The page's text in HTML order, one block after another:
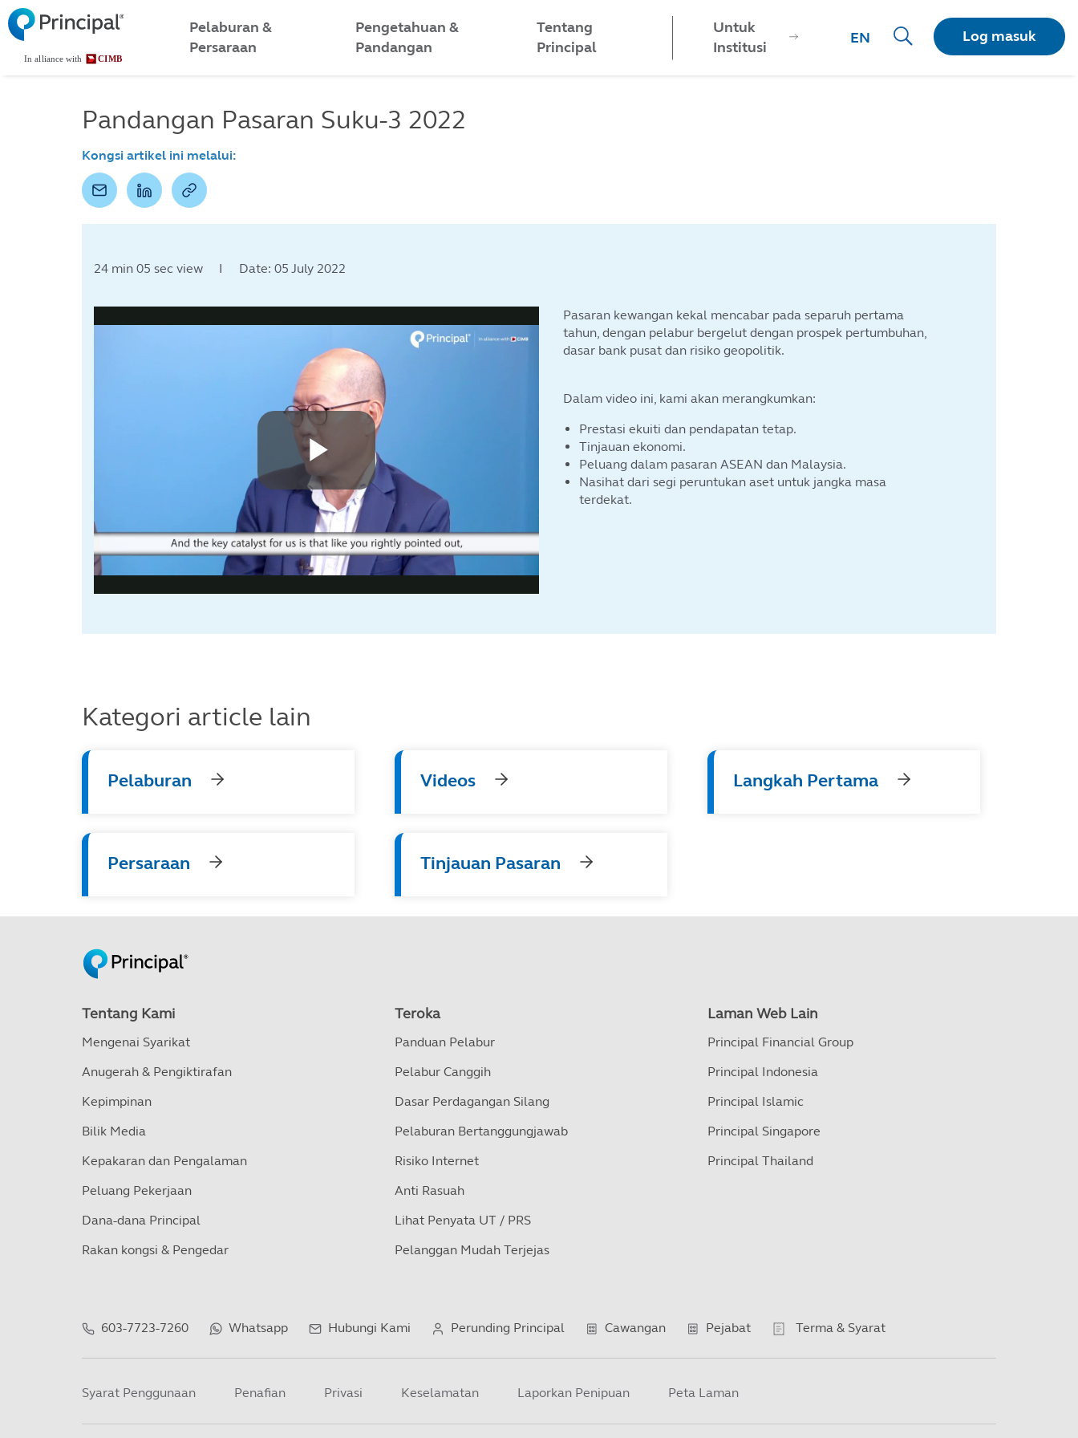
Skip
to
main
content
Log masuk
Malaysia
MenuPelaburan &
Persaraan
Pengetahuan &
Pandangan
Tentang
Principal
Untuk
Institusi
EN
Pandangan Pasaran Suku-3 2022
Kongsi artikel ini melalui:
24 min 05 sec view I Date: 05 July 2022
Pasaran kewangan kekal mencabar pada separuh pertama
tahun, dengan pelabur bergelut dengan prospek pertumbuhan,
dasar bank pusat dan risiko geopolitik.
Dalam video ini, kami akan merangkumkan:
Prestasi ekuiti dan pendapatan tetap.
Tinjauan ekonomi.
Peluang dalam pasaran ASEAN dan Malaysia.
Nasihat dari segi peruntukan aset untuk jangka masa
terdekat.
Kategori article lain
Pelaburan Videos Langkah Pertama
Persaraan Tinjauan Pasaran
Tentang Kami
Mengenai Syarikat
Anugerah & Pengiktirafan
Kepimpinan
Bilik Media
Kepakaran dan Pengalaman
Peluang Pekerjaan
Dana-dana Principal
Rakan kongsi & Pengedar
Teroka
Panduan Pelabur
Pelabur Canggih
Dasar Perdagangan Silang
Pelaburan Bertanggungjawab
Risiko Internet
Anti Rasuah
Lihat Penyata UT / PRS
Pelanggan Mudah Terjejas
Laman Web Lain
Principal Financial Group
Principal Indonesia
Principal Islamic
Principal Singapore
Principal Thailand
603-7723-7260 Whatsapp Hubungi Kami Perunding Principal Cawangan Pejabat Terma & Syarat
Syarat Penggunaan Penafian Privasi Keselamatan Laporkan Penipuan Peta Laman